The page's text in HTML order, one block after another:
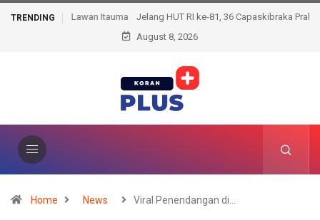
TRENDING
Jelang HUT RI ke-81, 36 Capaskibraka Prabumulih Jalani
Karantina
August 8, 2026
Home News Viral Penendangan di…